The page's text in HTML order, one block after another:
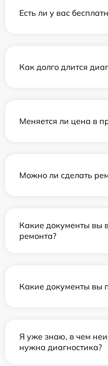
Есть ли у вас
Как долго длится
Меняется ли цена в
Можно ли сделать
Какие документы вы
ремонта?
Какие документы вы
Я уже знаю, в чем
нужна диагностика?